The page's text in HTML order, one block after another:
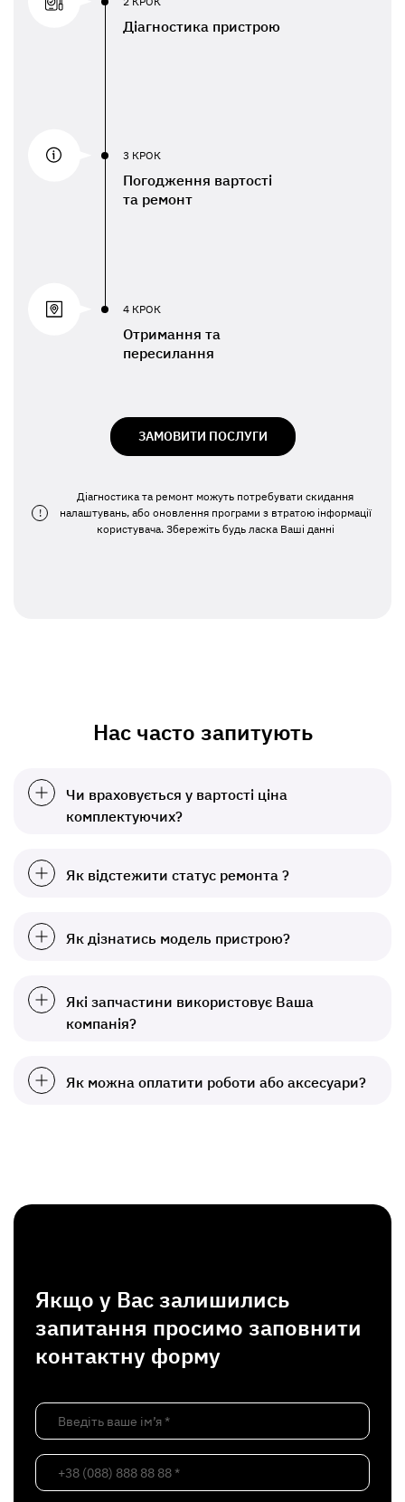
Діагностика пристрою
3 КРОК
Погодження вартості
та ремонт
4 КРОК
Отримання та
пересилання
ЗАМОВИТИ ПОСЛУГИ
!
Діагностика та ремонт можуть потребувати скидання
налаштувань, або оновлення програми з втратою інформації
користувача. Збережіть будь ласка Ваші данні
Нас часто запитують
Чи враховується у вартості ціна
комплектуючих?
Як відстежити статус ремонта ?
Як дізнатись модель пристрою?
Які запчастини використовує Ваша
компанія?
Як можна оплатити роботи або аксесуари?
Якщо у Вас залишились
запитання просимо заповнити
контактну форму
Введіть ваше ім’я *
+38 (088) 888 88 88 *